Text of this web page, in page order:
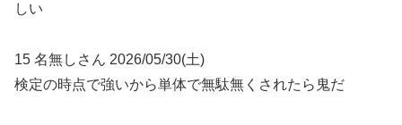
しい
15 名無しさん 2026/05/30(土)
検定の時点で強いから単体で無駄無くされたら鬼だ